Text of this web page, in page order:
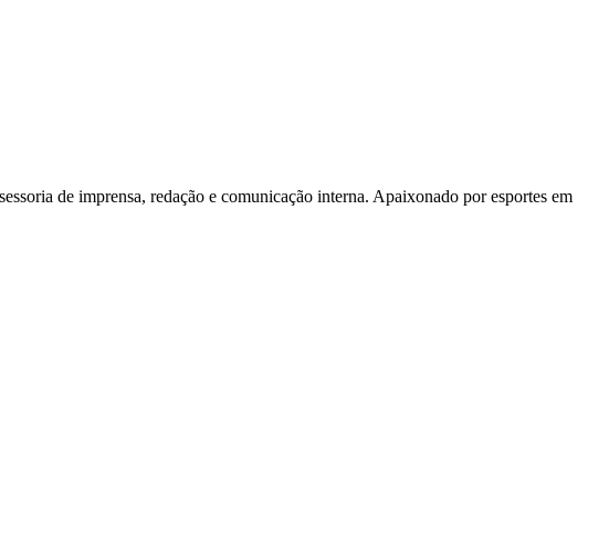
de imprensa, redação e comunicação interna. Apaixonado por esportes em